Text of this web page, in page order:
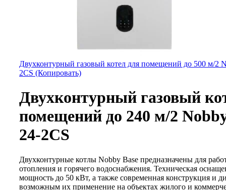
Двухконтурный газовый котел для помещений до 500 м/2
2CS (Копировать)
Двухконтурный газовый
помещений до 240 м/2
24-2CS
Двухконтурные котлы Nobby Base предназначены для
отопления и горячего водоснабжения. Техническая
мощность до 50 кВт, а также современная конструкция и
возможным их применение на объектах жилого и